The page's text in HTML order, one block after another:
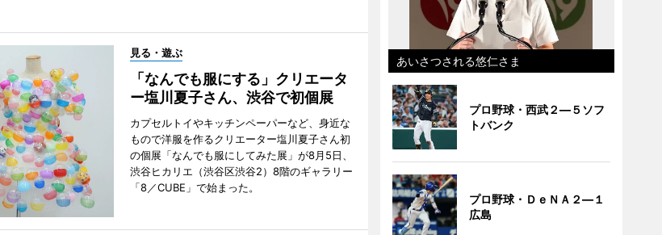
見る・遊ぶ
「なんでも服にする」クリエータ
ー塩川夏子さん、渋谷で初個展
カプセルトイやキッチンペーパーなど、身近な
もので洋服を作るクリエーター塩川夏子さん初
の個展「なんでも服にしてみた展」が8月5日、
渋谷ヒカリエ（渋谷区渋谷2）8階のギャラリー
「8／CUBE」で始まった。
あいさつされる悠仁さま
プロ野球・西武２―５ソフ
トバンク
プロ野球・ＤｅＮＡ２―１
広島